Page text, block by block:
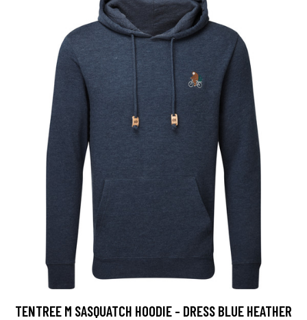
TENTREE M SASQUATCH HOODIE - DRESS BLUE HEATHER